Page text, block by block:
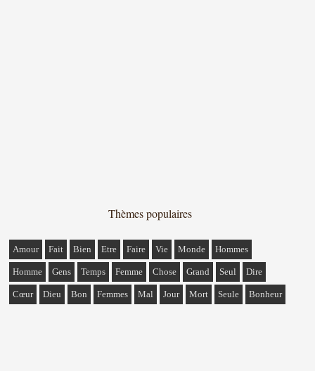
Thèmes populaires
Amour Fait Bien Etre Faire Vie Monde Hommes
Homme Gens Temps Femme Chose Grand Seul Dire
Cœur Dieu Bon Femmes Mal Jour Mort Seule Bonheur